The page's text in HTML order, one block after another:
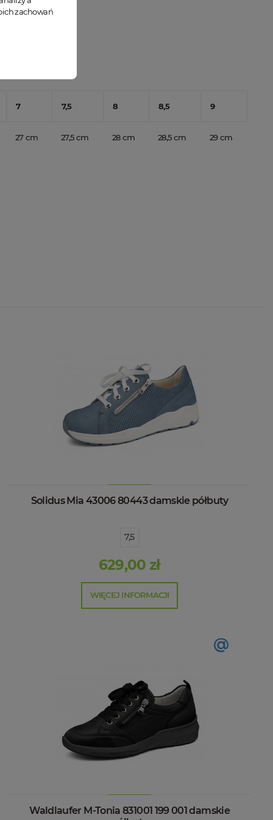
7 7,5 8 8,5 9
27 cm 27,5 cm 28 cm 28,5 cm 29 cm
Solidus Mia 43006 80443 damskie półbuty
7,5
629,00 zł
WIĘCEJ INFORMACJI
@
Waldlaufer M-Tonia 831001 199 001 damskie
zachowań